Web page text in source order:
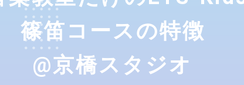
篠笛コースの特徴
@京橋スタジオ